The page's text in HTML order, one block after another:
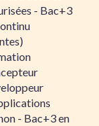
- Bac+3
- Bac+3 en